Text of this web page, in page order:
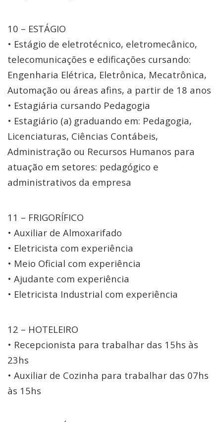
10 – ESTÁGIO
• Estágio de eletrotécnico, eletromecânico,
telecomunicações e edificações cursando:
Engenharia Elétrica, Eletrônica, Mecatrônica,
Automação ou áreas afins, a partir de 18 anos
• Estagiária cursando Pedagogia
• Estagiário (a) graduando em: Pedagogia,
Licenciaturas, Ciências Contábeis,
Administração ou Recursos Humanos para
atuação em setores: pedagógico e
administrativos da empresa
11 – FRIGORÍFICO
• Auxiliar de Almoxarifado
• Eletricista com experiência
• Meio Oficial com experiência
• Ajudante com experiência
• Eletricista Industrial com experiência
12 – HOTELEIRO
• Recepcionista para trabalhar das 15hs às
23hs
• Auxiliar de Cozinha para trabalhar das 07hs
às 15hs